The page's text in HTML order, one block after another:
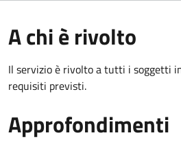
A chi è rivolto
Il servizio è rivolto a tutti i soggetti
requisiti previsti.
Approfondimenti